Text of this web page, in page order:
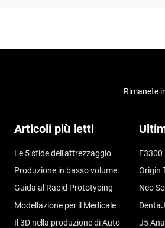
Articoli più letti
Le 5 sfide dell'attrezzaggio
Produzione in basso volume
Guida al Rapid Prototyping
Modellazione per il Medicale
Il 3D nella produzione di Auto
F3300
Origin
Neo
J5
Rimanete